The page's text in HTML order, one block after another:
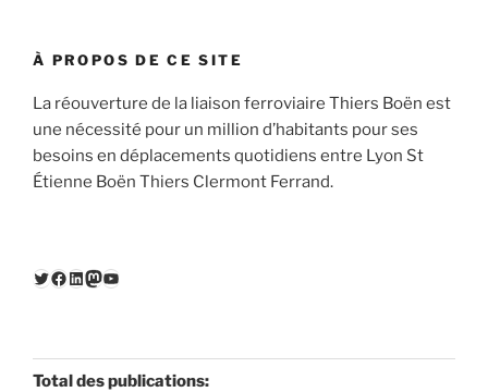
À PROPOS DE CE SITE
La réouverture de la liaison ferroviaire Thiers Boën est
une nécessité pour un million d’habitants pour ses
besoins en déplacements quotidiens entre Lyon St
Étienne Boën Thiers Clermont Ferrand.
Twitter
Facebook
LinkedIn
Mastodon
YouTube
Total des publications: